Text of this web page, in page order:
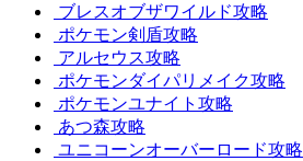
ブレスオブザワイルド攻略
ポケモン剣盾攻略
アルセウス攻略
ポケモンダイパリメイク攻略
ポケモンユナイト攻略
あつ森攻略
ユニコーンオーバーロード攻略